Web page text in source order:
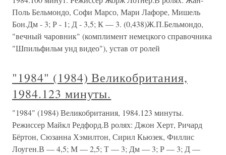
Поль Бельмондо, Софи Марсо, Мари Лафоре, Мишель
Бон.Дм - 3; Р - 1; Д - 3,5; К — 3. (0,438)Ж.П.Бельмондо,
"вечный чаровник" (комплимент немецкого справочника
"Шпильфильм унд видео"), устав от ролей
"1984" (1984) Великобритания,
1984.123 минуты.
"1984" (1984) Великобритания, 1984.123 минуты.
Режиссер Майкл Редфорд.В ролях: Джон Херт, Ричард
Бёртон, Сюзанна Хэмилтон, Сирил Кьюзек, Филлис
Лоуген.В — 4,5; М — 2,5; Т — 3; Дм — 3; Р — 3; Д —